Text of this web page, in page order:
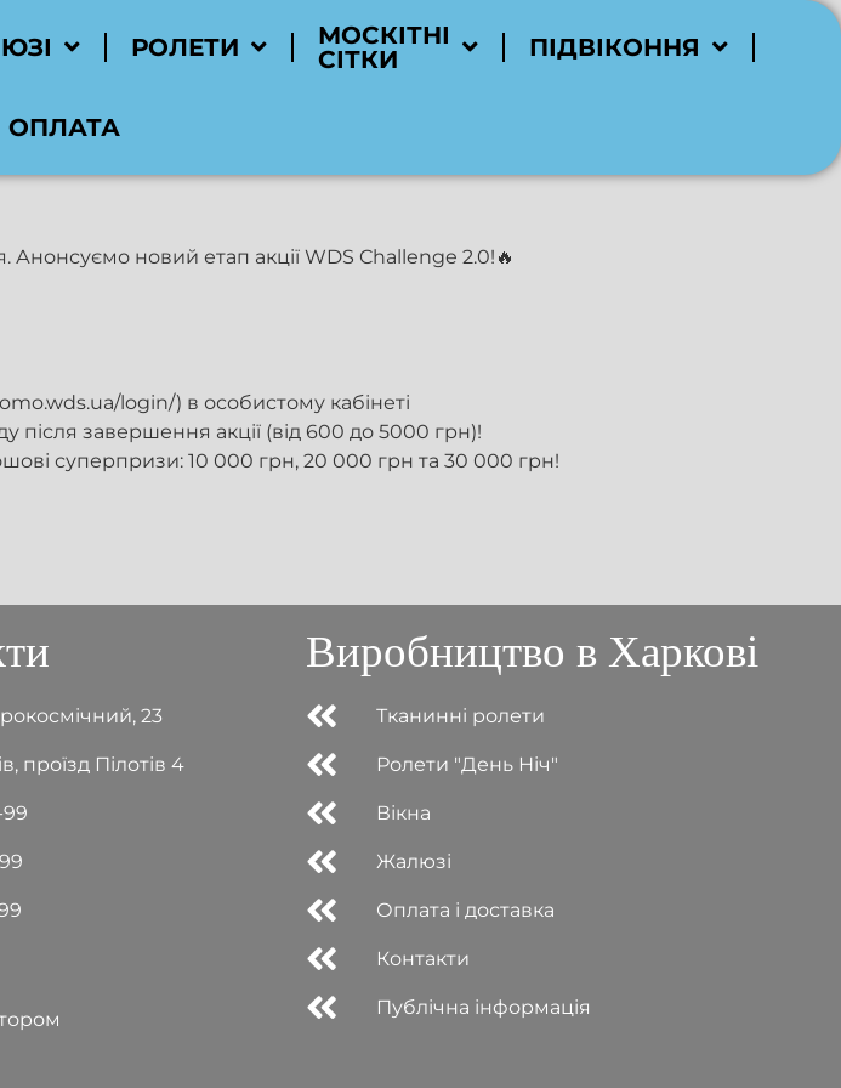
РОЛЕТИ
МОСКІТНІ
СІТКИ
ПІДВІКОННЯ
новий етап акції WDS Challenge 2.0!🔥
login/) в особистому кабінеті
після завершення акції (від 600 до 5000 грн)!
суперпризи: 10 000 грн, 20 000 грн та 30 000 грн!
23
проїзд Пілотів 4
Виробництво в Харкові
Тканинні ролети
Ролети "День Ніч"
Вікна
Жалюзі
Оплата і доставка
Контакти
Публічна інформація